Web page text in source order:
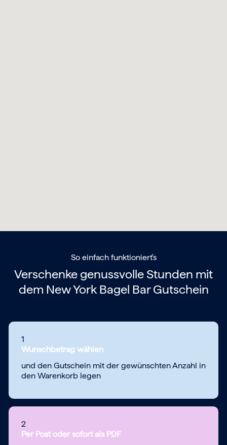
So einfach funktioniert's
Verschenke genussvolle Stunden mit
dem New York Bagel Bar Gutschein
1
Wunschbetrag wählen
und den Gutschein mit der gewünschten Anzahl in
den Warenkorb legen
2
Per Post oder sofort als PDF